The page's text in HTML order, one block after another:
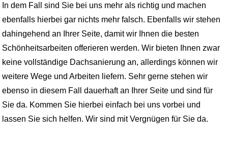
In dem Fall sind Sie bei uns mehr als richtig und machen
ebenfalls hierbei gar nichts mehr falsch. Ebenfalls wir stehen
dahingehend an Ihrer Seite, damit wir Ihnen die besten
Schönheitsarbeiten offerieren werden. Wir bieten Ihnen zwar
keine vollständige Dachsanierung an, allerdings können wir
weitere Wege und Arbeiten liefern. Sehr gerne stehen wir
ebenso in diesem Fall dauerhaft an Ihrer Seite und sind für
Sie da. Kommen Sie hierbei einfach bei uns vorbei und
lassen Sie sich helfen. Wir sind mit Vergnügen für Sie da.